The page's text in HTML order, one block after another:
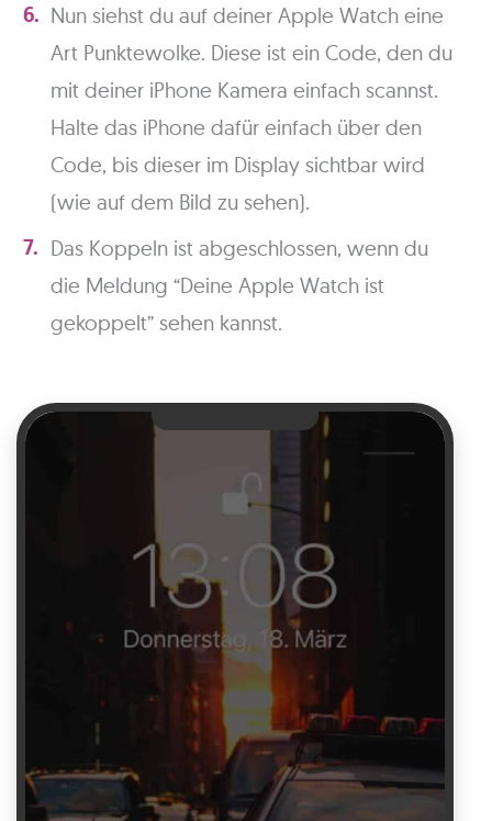
Nun siehst du auf deiner Apple Watch eine
Art Punktewolke. Diese ist ein Code, den du
mit deiner iPhone Kamera einfach scannst.
Halte das iPhone dafür einfach über den
Code, bis dieser im Display sichtbar wird
(wie auf dem Bild zu sehen).
Das Koppeln ist abgeschlossen, wenn du
die Meldung “Deine Apple Watch ist
gekoppelt” sehen kannst.